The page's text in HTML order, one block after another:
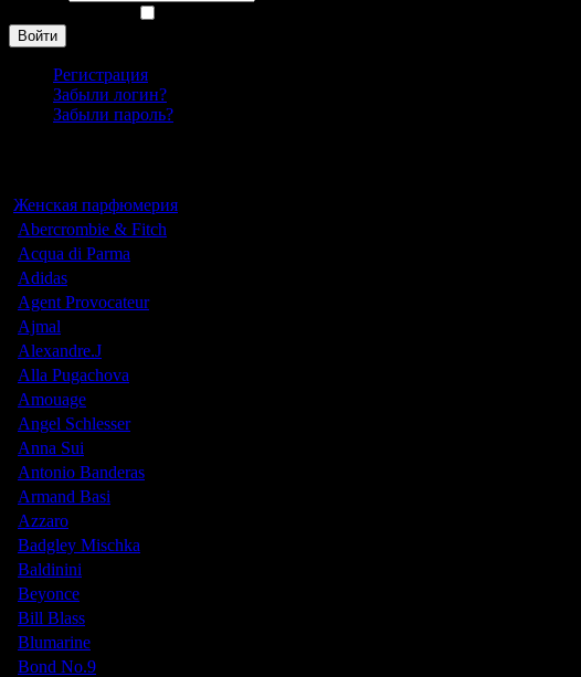
Войти
Регистрация
Забыли логин?
Забыли пароль?
Женская парфюмерия
Abercrombie & Fitch
Acqua di Parma
Adidas
Agent Provocateur
Ajmal
Alexandre.J
Alla Pugachova
Amouage
Angel Schlesser
Anna Sui
Antonio Banderas
Armand Basi
Azzaro
Badgley Mischka
Baldinini
Beyonce
Bill Blass
Blumarine
Bond No.9